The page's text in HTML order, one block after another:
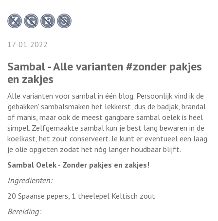
17-01-2022
Sambal - Alle varianten #zonder pakjes
en zakjes
Alle varianten voor sambal in één blog. Persoonlijk vind ik de
'gebakken' sambalsmaken het lekkerst, dus de badjak, brandal
of manis, maar ook de meest gangbare sambal oelek is heel
simpel. Zelfgemaakte sambal kun je best lang bewaren in de
koelkast, het zout conserveert. Je kunt er eventueel een laag
je olie opgieten zodat het nóg langer houdbaar blijft.
Sambal Oelek - Zonder pakjes en zakjes!
Ingredienten:
20 Spaanse pepers, 1 theelepel Keltisch zout
Bereiding: